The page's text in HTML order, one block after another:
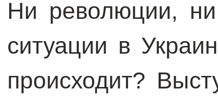
Ни революции,
ситуации в
происходит?